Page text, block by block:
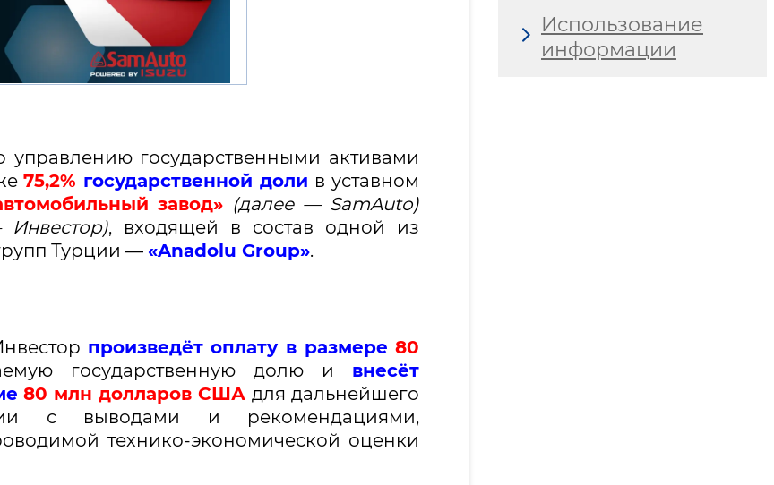
управлению государственными активами
75,2% государственной доли в уставном
завод» (далее — SamAuto)
, входящей в состав одной из
Турции — «Anadolu Group».
произведёт оплату в размере 80
государственную долю и внесёт
80 млн долларов США для дальнейшего
с выводами и рекомендациями,
технико-экономической оценки
Использование
информации